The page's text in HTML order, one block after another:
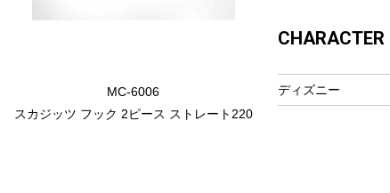
MC-6006
スカジッツ フック 2ピース ストレート220
フィットネス
アクセサリー
CHARACTER
ディズニー